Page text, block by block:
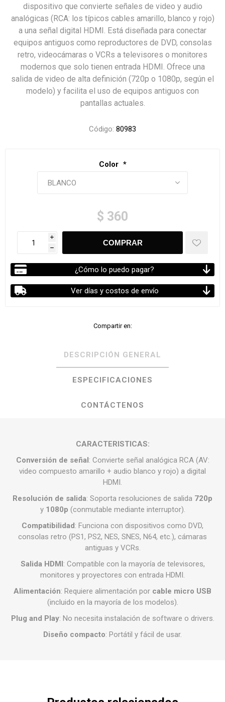
dispositivo que convierte señales de video y audio
analógicas (RCA: los típicos cables amarillo, blanco y rojo)
a una señal digital HDMI. Está diseñada para conectar
equipos antiguos como reproductores de DVD, consolas
retro, videocámaras o VCRs a televisores o monitores
modernos que solo tienen entrada HDMI. Ofrece una
salida de video de alta definición (720p o 1080p, según el
modelo) y facilita el uso de equipos antiguos con
pantallas actuales.
Código: 80983
Color *
$ 360
i
h
¿Cómo lo puedo pagar?
Ver días y costos de envío
Compartir en:
DESCRIPCIÓN GENERAL
ESPECIFICACIONES
CONTÁCTENOS
CARACTERISTICAS:
Conversión de señal: Convierte señal analógica RCA (AV:
video compuesto amarillo + audio blanco y rojo) a digital
HDMI.
Resolución de salida: Soporta resoluciones de salida 720p
y 1080p (conmutable mediante interruptor).
Compatibilidad: Funciona con dispositivos como DVD,
consolas retro (PS1, PS2, NES, SNES, N64, etc.), cámaras
antiguas y VCRs.
Salida HDMI: Compatible con la mayoría de televisores,
monitores y proyectores con entrada HDMI.
Alimentación: Requiere alimentación por cable micro USB
(incluido en la mayoría de los modelos).
Plug and Play: No necesita instalación de software o drivers.
Diseño compacto: Portátil y fácil de usar.